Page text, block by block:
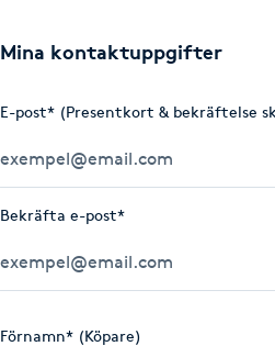
Mina kontaktuppgifter
E-post* (Presentkort & bekräftelse
Bekräfta e-post*
Förnamn* (Köpare)